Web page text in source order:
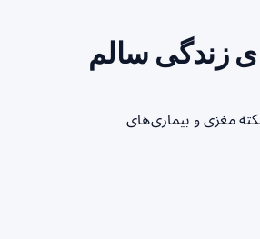
زندگی سالم
مغزی و بیماری‌های